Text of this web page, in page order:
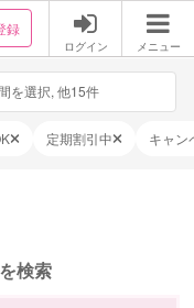
録
ログイン メニュー
を選択, 他15件
定期割引中 キャン
検索